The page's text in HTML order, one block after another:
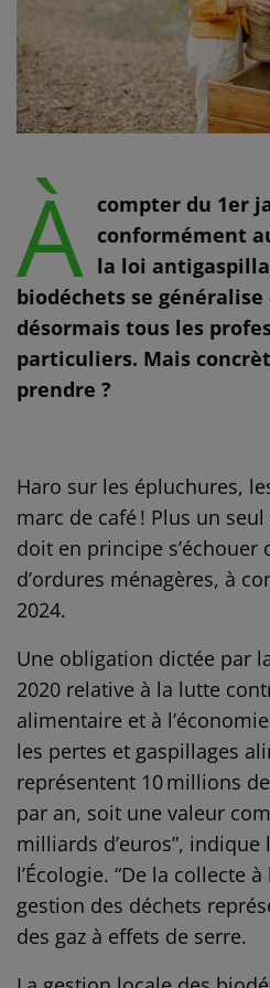
À compter du 1er
conformément
la loi
biodéchets se
désormais tous les
particuliers. Mais
prendre ?
Haro sur les épluchures,
marc de café ! Plus un
doit en principe s’échouer
d’ordures ménagères, à
2024.
Une obligation dictée par
2020 relative à la lutte
alimentaire et à
les pertes et gaspillages
représentent 10 millions
par an, soit une valeur
milliards d’euros”,
l’Écologie. “De la collecte
gestion des déchets
des gaz à effets de serre.